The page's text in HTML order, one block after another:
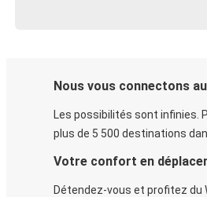
Nous vous connectons
Les possibilités sont infinies.
plus de 5 500 destinations
Votre confort en
Détendez-vous et profitez du